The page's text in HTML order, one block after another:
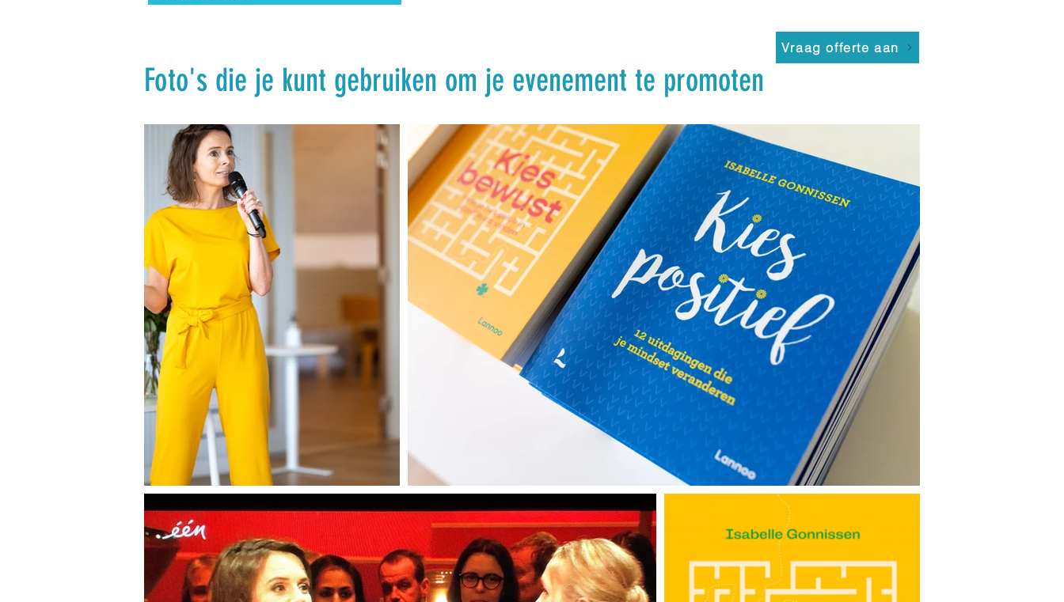
Foto's die je kunt gebruiken om je evenement te promoten
Vraag offerte aan